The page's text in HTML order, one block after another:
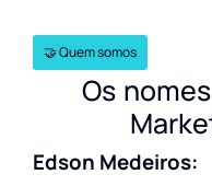
🤝 Quem somos
Os
Edson Medeiros: